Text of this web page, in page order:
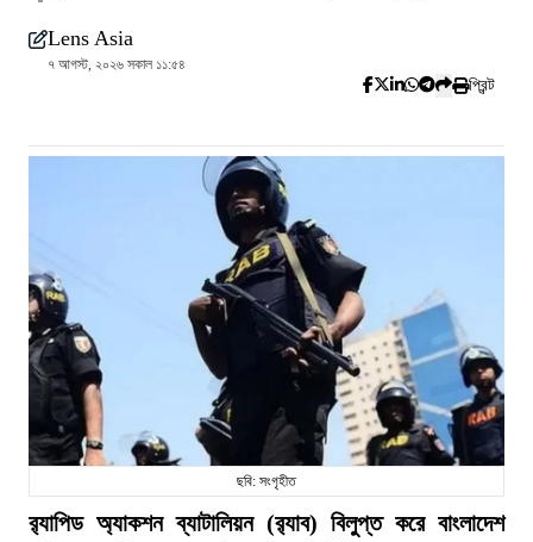
Lens Asia
৭ আগস্ট, ২০২৬ সকাল ১১:৫৪
প্রিন্ট
ছবি: সংগৃহীত
র‍্যাপিড অ্যাকশন ব্যাটালিয়ন (র‍্যাব) বিলুপ্ত করে বাংলাদেশ